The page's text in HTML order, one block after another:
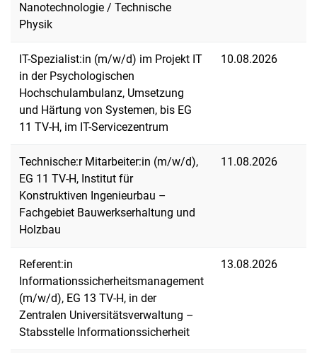
Nanotechnologie / Technische
Physik
IT-Spezialist:in (m/w/d) im Projekt IT
in der Psychologischen
Hochschulambulanz, Umsetzung
und Härtung von Systemen, bis EG
11 TV-H, im IT-Servicezentrum
10.08.2026
Technische:r Mitarbeiter:in (m/w/d),
EG 11 TV-H, Institut für
Konstruktiven Ingenieurbau –
Fachgebiet Bauwerkserhaltung und
Holzbau
11.08.2026
Referent:in
Informationssicherheitsmanagement
(m/w/d), EG 13 TV-H, in der
Zentralen Universitätsverwaltung –
Stabsstelle Informationssicherheit
13.08.2026